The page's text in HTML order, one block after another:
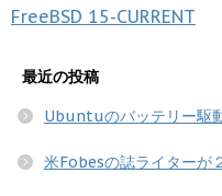
FreeBSD 15-CURRENT
最近の投稿
Ubuntuのバッテリー駆
米Fobesの誌ライターが